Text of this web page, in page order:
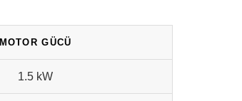
MOTOR GÜCÜ
1.5 kW